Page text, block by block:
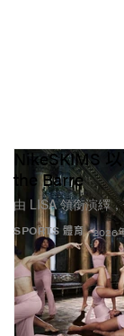
SPORTS 體育
NikeSKIMS
the Barre
由 LISA 領銜演繹
2026